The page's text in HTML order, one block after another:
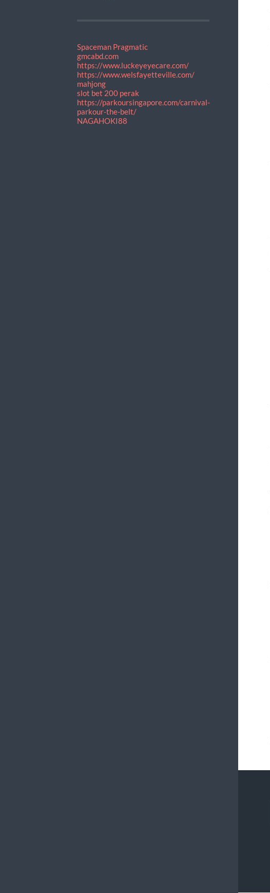
Spaceman Pragmatic
gmcabd.com
https://www.luckeyeyecare.com/
https://www.welsfayetteville.com/
mahjong
slot bet 200 perak
https://parkoursingapore.com/carnival-
parkour-the-belt/
NAGAHOKI88